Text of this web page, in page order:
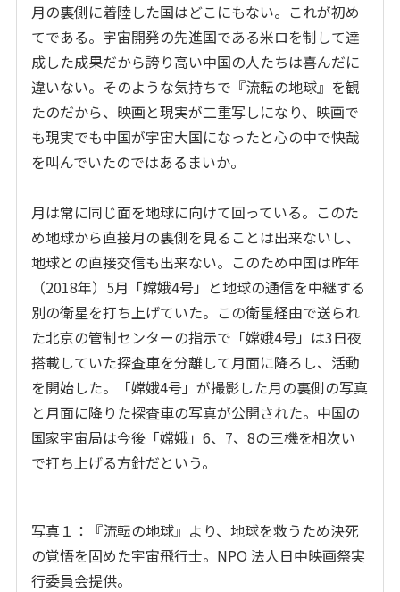
月の裏側に着陸した国はどこにもない。これが初め
てである。宇宙開発の先進国である米ロを制して達
成した成果だから誇り高い中国の人たちは喜んだに
違いない。そのような気持ちで『流転の地球』を観
たのだから、映画と現実が二重写しになり、映画で
も現実でも中国が宇宙大国になったと心の中で快哉
を叫んでいたのではあるまいか。
月は常に同じ面を地球に向けて回っている。このた
め地球から直接月の裏側を見ることは出来ないし、
地球との直接交信も出来ない。このため中国は昨年
（2018年）5月「嫦娥4号」と地球の通信を中継する
別の衛星を打ち上げていた。この衛星経由で送られ
た北京の管制センターの指示で「嫦娥4号」は3日夜
搭載していた探査車を分離して月面に降ろし、活動
を開始した。「嫦娥4号」が撮影した月の裏側の写真
と月面に降りた探査車の写真が公開された。中国の
国家宇宙局は今後「嫦娥」6、7、8の三機を相次い
で打ち上げる方針だという。
写真１：『流転の地球』より、地球を救うため決死
の覚悟を固めた宇宙飛行士。NPO 法人日中映画祭実
行委員会提供。